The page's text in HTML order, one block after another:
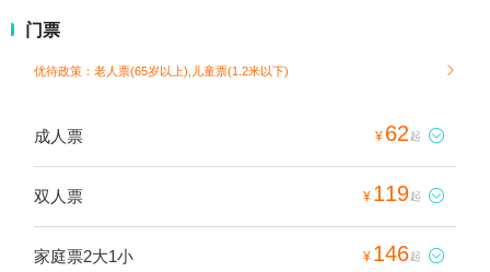
门票
优待政策：老人票(65岁以上),儿童票(1.2米以下) 
成人票 ¥ 62 起 
双人票 ¥ 119起 
家庭票2大1小 ¥ 146起 